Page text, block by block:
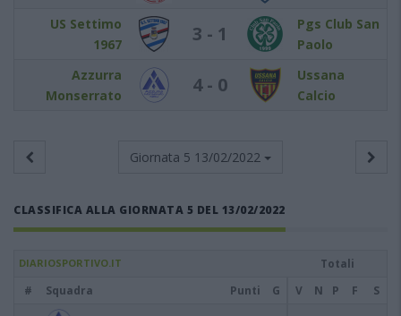
US Settimo
1967
3 - 1
Pgs Club San
Paolo
Azzurra
Monserrato
4 - 0
Ussana
Calcio
Giornata 5 13/02/2022
CLASSIFICA ALLA GIORNATA 5 DEL 13/02/2022
DIARIOSPORTIVO.IT
Totali
#
Squadra Punti G V N P F S